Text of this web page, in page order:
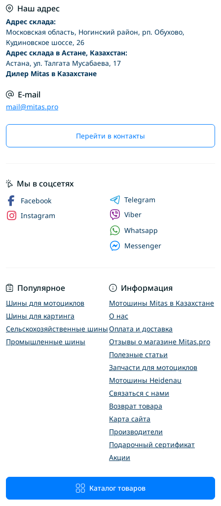
Наш адрес
Адрес склада:
Московская область, Ногинский район, рп. Обухово,
Кудиновское шоссе, 26
Адрес склада в Астане, Казахстан:
Астана, ул. Талгата Мусабаева, 17
Дилер Mitas в Казахстане
E-mail
mail@mitas.pro
Перейти в контакты
Популярное
Шины для мотоциклов
Шины для картинга
Сельскохозяйственные шины
Промышленные шины
Информация
Мотошины Mitas в Казахстане
О нас
Оплата и доставка
Отзывы о магазине Mitas.pro
Полезные статьи
Запчасти для мотоциклов
Мотошины Heidenau
Связаться с нами
Возврат товара
Карта сайта
Производители
Подарочный сертификат
Акции
Каталог товаров
Мы в соцсетях
Facebook
Instagram
Telegram
Viber
Whatsapp
Messenger